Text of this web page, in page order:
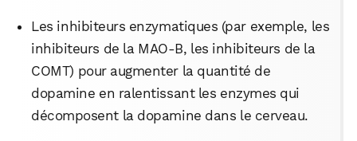
Les inhibiteurs enzymatiques (par exemple, les
inhibiteurs de la MAO-B, les inhibiteurs de la
COMT) pour augmenter la quantité de
dopamine en ralentissant les enzymes qui
décomposent la dopamine dans le cerveau.